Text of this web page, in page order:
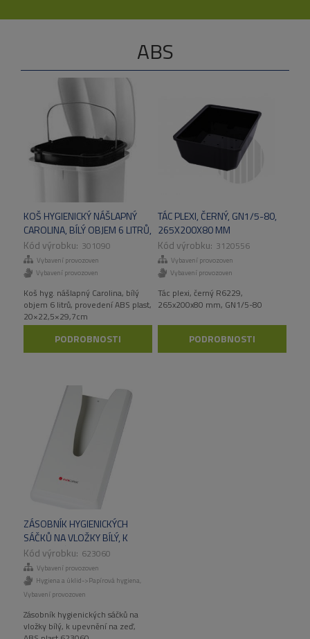
ABS
KOŠ HYGIENICKÝ NÁŠLAPNÝ
CAROLINA, BÍLÝ OBJEM 6 LITRŮ,
PROVEDENÍ ABS PLAST
301090
Vybavení provozoven
Vybavení provozoven
Koš hyg. nášlapný Carolina, bílý
objem 6 litrů, provedení ABS plast,
20×22,5×29,7cm
PODROBNOSTI
TÁC PLEXI, ČERNÝ, GN1/5-80,
265X200X80 MM
3120556
Vybavení provozoven
Vybavení provozoven
Tác plexi, černý R6229,
265x200x80 mm, GN1/5-80
PODROBNOSTI
ZÁSOBNÍK HYGIENICKÝCH
SÁČKŮ NA VLOŽKY BÍLÝ, K
UPEVNĚNÍ NA ZEĎ, ABS PLAST
623060
Vybavení provozoven
Hygiena a úklid->Papírová hygiena
Vybavení provozoven
Zásobník hygienických sáčků na
vložky bílý, k upevnění na zeď,